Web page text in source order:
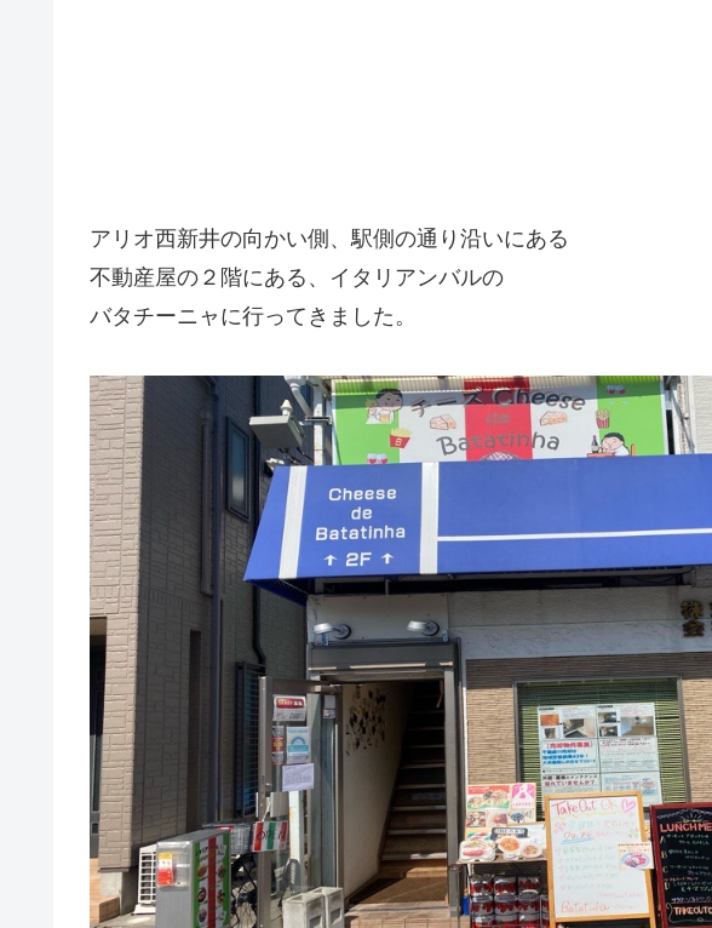
アリオ西新井の向かい側、駅側の通り沿いにある
不動産屋の２階にある、イタリアンバルの
バタチーニャに行ってきました。